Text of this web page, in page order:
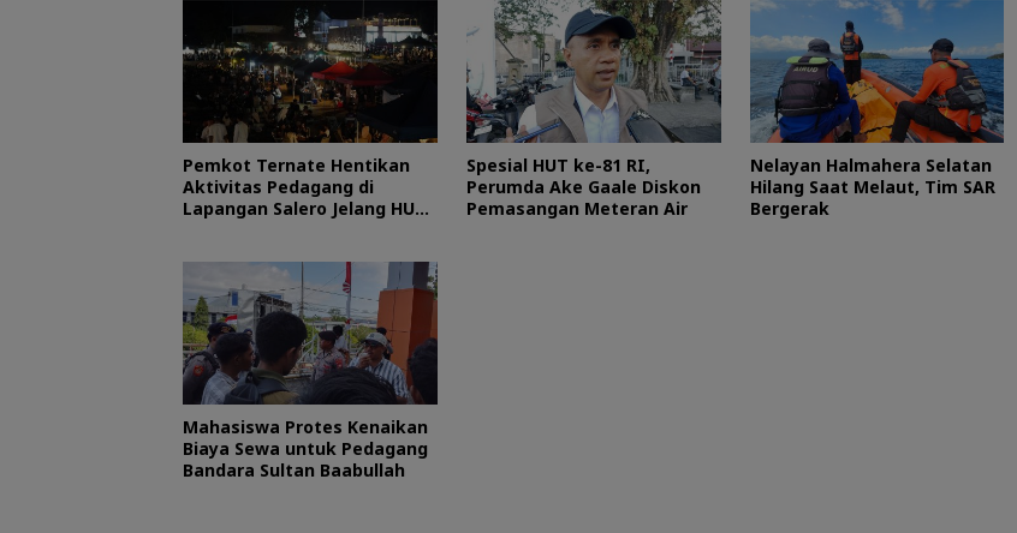
Pemkot Ternate Hentikan
Aktivitas Pedagang di
Lapangan Salero Jelang HUT
Spesial HUT ke-81 RI,
Perumda Ake Gaale Diskon
Pemasangan Meteran Air
Nelayan Halmahera Selatan
Hilang Saat Melaut, Tim SAR
Bergerak
Mahasiswa Protes Kenaikan
Biaya Sewa untuk Pedagang
Bandara Sultan Baabullah